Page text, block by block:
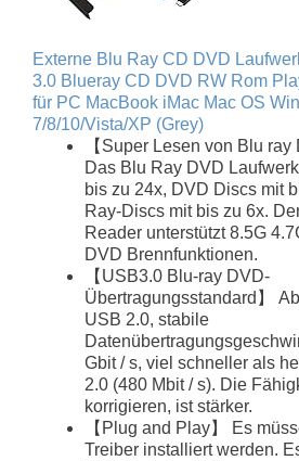
Externe Blu Ray CD DVD
3.0 Blueray CD DVD RW Rom
für PC MacBook iMac Mac OS
7/8/10/Vista/XP (Grey)
【Super Lesen von Blu ray
Das Blu Ray DVD
bis zu 24x, DVD Discs mit
Ray-Discs mit bis zu 6x.
Reader unterstützt 8.5G
DVD Brennfunktionen.
【USB3.0 Blu-ray DVD-
Übertragungsstandard】
USB 2.0, stabile
Gbit / s, viel schneller als
2.0 (480 Mbit / s). Die
korrigieren, ist stärker.
【Plug and Play】 Es
Treiber installiert werden.